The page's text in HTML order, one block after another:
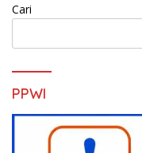
Cari
PPWI